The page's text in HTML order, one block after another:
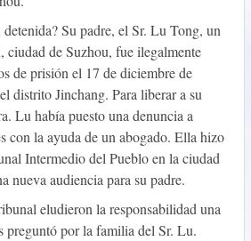
Su padre, el Sr. Lu Tong, un
de Suzhou, fue ilegalmente
de prisión el 17 de diciembre de
distrito Jinchang. Para liberar a su
Lu había puesto una denuncia a
con la ayuda de un abogado. Ella hizo
Intermedio del Pueblo en la ciudad
nueva audiencia para su padre.
eludieron la responsabilidad una
preguntó por la familia del Sr. Lu.